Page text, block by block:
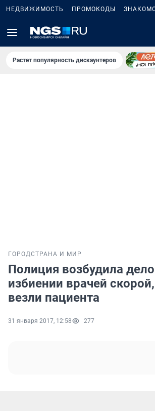
НЕДВИЖИМОСТЬ ПРОМОКОДЫ
Растет популярность дискаунтеров
ГОРОДСТРАНА И МИР
Полиция возбудила
избиении врачей
везли пациента
31 января 2017, 12:58 277